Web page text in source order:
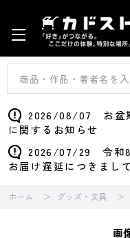
2026/08/07 お盆
に関するお知らせ
2026/07/29 令和8
お届け遅延につきまして
ホーム グッズ・文具
画